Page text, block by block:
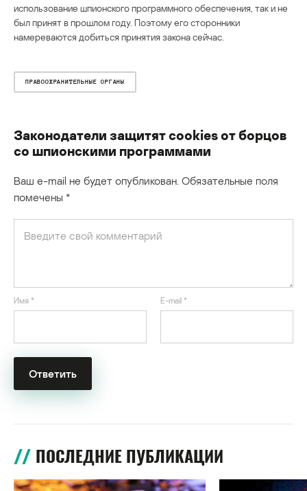
использование шпионского программного обеспечения, так и не
был принят в прошлом году. Поэтому его сторонники
намереваются добиться принятия закона сейчас.
ПРАВООХРАНИТЕЛЬНЫЕ ОРГАНЫ
Законодатели защитят cookies от борцов
со шпионскими программами
Ваш e-mail не будет опубликован. Обязательные поля
помечены *
Имя * E-mail *
ПОСЛЕДНИЕ ПУБЛИКАЦИИ